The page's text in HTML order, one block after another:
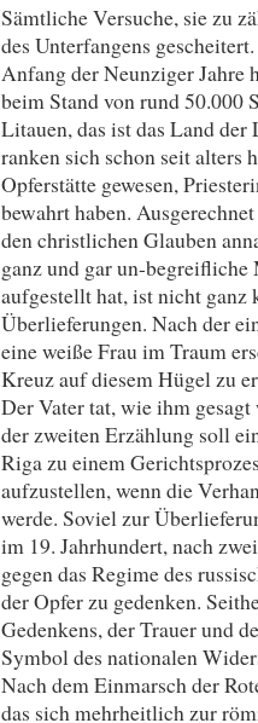
Sämtliche Versuche, sie zu
des Unterfangens
Anfang der Neunziger
beim Stand von rund 50.000
Litauen, das ist das Land
ranken sich schon seit alters
Opferstätte gewesen,
bewahrt haben.
den christlichen Glauben
ganz und gar un-
aufgestellt hat, ist nicht ganz
Überlieferungen. Nach der
eine weiße Frau im Traum
Kreuz auf diesem Hügel zu
Der Vater tat, wie ihm
der zweiten Erzählung soll
Riga zu einem
aufzustellen, wenn die
werde. Soviel zur
im 19. Jahrhundert, nach
gegen das Regime des
der Opfer zu gedenken.
Gedenkens, der Trauer und
Symbol des nationalen
Nach dem Einmarsch der
das sich mehrheitlich zur